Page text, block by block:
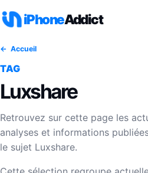
iPhoneAddict
Accueil
TAG
Luxshare
Retrouvez sur cette page les
analyses et informations
le sujet Luxshare.